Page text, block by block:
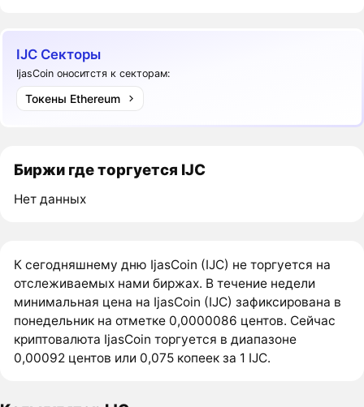
IJC Секторы
IjasCoin оноситстя к секторам:
Токены Ethereum
Биржи где торгуется IJC
Нет данных
К сегодняшнему дню IjasCoin (IJC) не торгуется на
отслеживаемых нами биржах. В течение недели
минимальная цена на IjasCoin (IJC) зафиксирована в
понедельник на отметке 0,0000086 центов. Сейчас
криптовалюта IjasCoin торгуется в диапазоне
0,00092 центов или 0,075 копеек за 1 IJC.